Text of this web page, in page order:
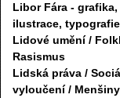
Libor Fára - grafika,
ilustrace, typografie
Lidové umění /
Rasismus
Lidská práva /
vyloučení / Menšiny